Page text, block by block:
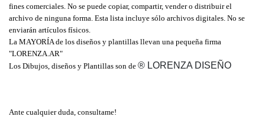
fines comerciales. No se puede copiar, compartir, vender o distribuir el
archivo de ninguna forma. Esta lista incluye sólo archivos digitales. No se
enviarán artículos físicos.
La MAYORÍA de los diseños y plantillas llevan una pequeña firma
"LORENZA.AR"
Los Dibujos, diseños y Plantillas son de ® LORENZA DISEÑO
Ante cualquier duda, consultame!